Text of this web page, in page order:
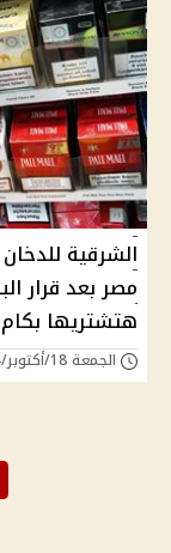
الشرقية
مصر بعد قرار
هتشتريها بكام
الجمعة 18/أكتوبر/2024 - 12:20 ص